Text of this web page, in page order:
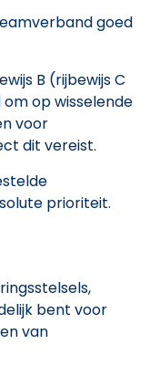
goed
B (rijbewijs C
op wisselende
voor
dit vereist.
prioriteit.
bent voor
van